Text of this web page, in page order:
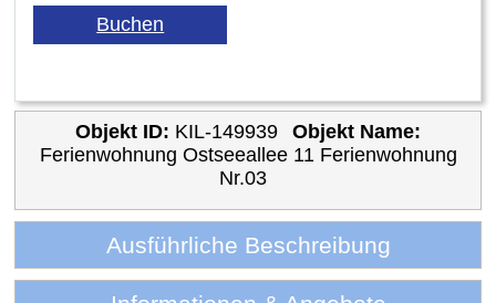
Objekt ID: KIL-149939
Objekt Name:
Ferienwohnung Ostseeallee 11 Ferienwohnung
Nr.03
Ausführliche Beschreibung